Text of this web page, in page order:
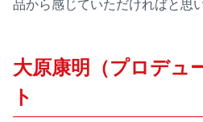
品から感じていただければと思い
大原康明（プロデュ
ト